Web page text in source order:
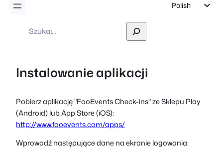
Polish
Portuguese
Wyszukiwanie
Instalowanie aplikacji
Pobierz aplikację "FooEvents Check-ins" ze Sklepu Play
(Android) lub App Store (iOS):
http://www.fooevents.com/apps/
Wprowadź następujące dane na ekranie logowania: